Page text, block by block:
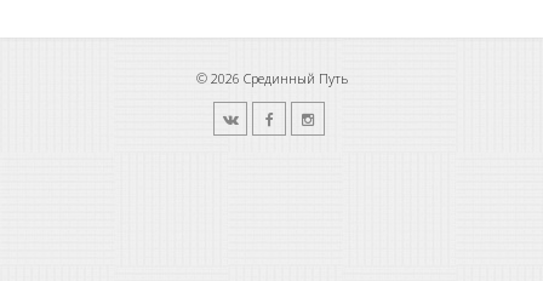
© 2026 Срединный Путь